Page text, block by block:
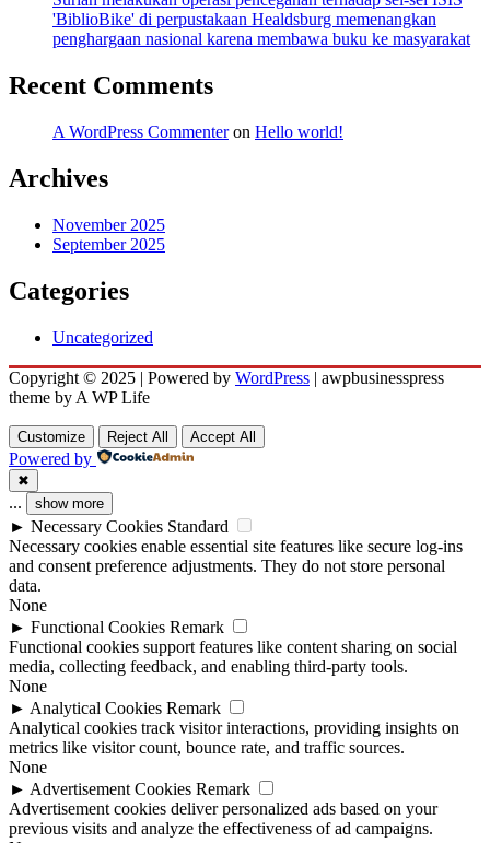
'BiblioBike' di perpustakaan Healdsburg memenangkan
penghargaan nasional karena membawa buku ke masyarakat
Recent Comments
A WordPress Commenteron Hello world!
Archives
November 2025
September 2025
Categories
Uncategorized
Copyright © 2025 | Powered by WordPress | awpbusinesspress
theme by A WP Life
Customize Reject All Accept All
Powered by
✖
... show more
► Necessary Cookies Standard
Necessary cookies enable essential site features like secure log-ins
and consent preference adjustments. They do not store personal
data.
None
► Functional Cookies Remark
Functional cookies support features like content sharing on social
media, collecting feedback, and enabling third-party tools.
None
► Analytical Cookies Remark
Analytical cookies track visitor interactions, providing insights on
metrics like visitor count, bounce rate, and traffic sources.
None
► Advertisement Cookies Remark
Advertisement cookies deliver personalized ads based on your
previous visits and analyze the effectiveness of ad campaigns.